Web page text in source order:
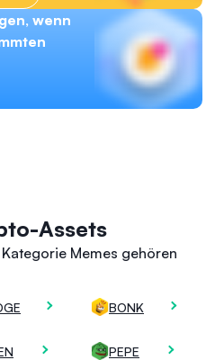
wenn
Assets
Memes gehören
BONK
PEPE